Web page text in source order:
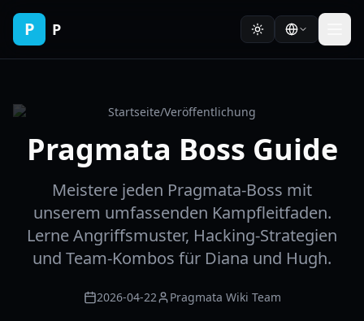
P P
Startseite/Veröffentlichung
Pragmata Boss Guide
Meistere jeden Pragmata-Boss mit
unserem umfassenden Kampfleitfaden.
Lerne Angriffsmuster, Hacking-Strategien
und Team-Kombos für Diana und Hugh.
2026-04-22 Pragmata Wiki Team